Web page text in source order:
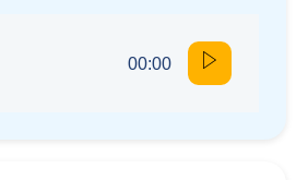
00:00